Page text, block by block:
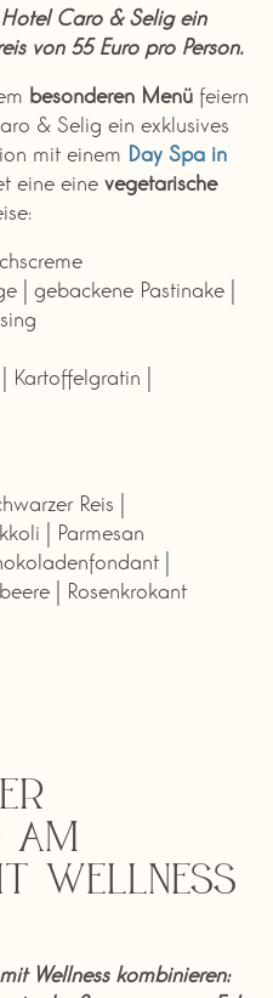
Caro & Selig ein
von 55 Euro pro Person.
besonderen Menü feiern
& Selig ein exklusives
mit einem Day Spa in
eine eine vegetarische
| gebackene Pastinake |
Kartoffelgratin |
Reis |
| Parmesan
|
| Rosenkrokant
am
Wellness
Wellness kombinieren: